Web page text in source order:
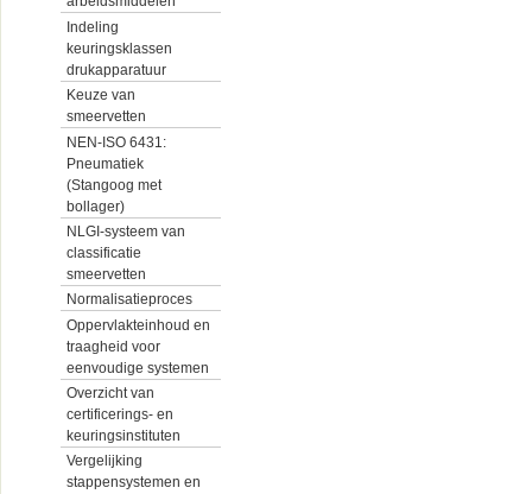
Indeling
keuringsklassen
drukapparatuur
Keuze van
smeervetten
NEN-ISO 6431:
Pneumatiek
(Stangoog met
bollager)
NLGI-systeem van
classificatie
smeervetten
Normalisatieproces
Oppervlakteinhoud en
traagheid voor
eenvoudige systemen
Overzicht van
certificerings- en
keuringsinstituten
Vergelijking
stappensystemen en